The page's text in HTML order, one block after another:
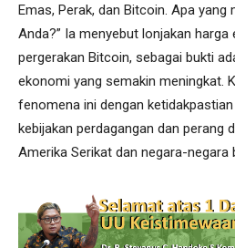
Emas, Perak, dan Bitcoin. Apa yang
Anda?” Ia menyebut lonjakan
pergerakan Bitcoin, sebagai bukti
ekonomi yang semakin meningkat.
fenomena ini dengan
kebijakan perdagangan dan perang
Amerika Serikat dan negara-negara